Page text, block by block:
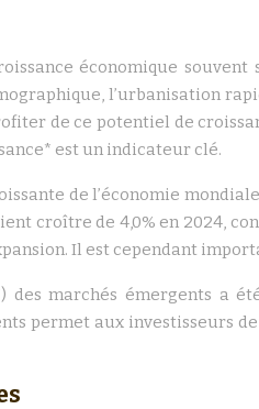
économique
l’urbanisation
de ce potentiel de
est un indicateur clé.
de l’économie
croître de 4,0% en 2024,
Il est cependant
des marchés émergents a
permet aux